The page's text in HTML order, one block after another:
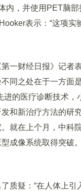
，并使用PET脑部
表示：“这项实
财经日报》记者
同之处在于一方面
的医疗诊断技术，
和新治疗方法的研
就在上个月，中科
成像系统取得突破
疑：“在人体上引